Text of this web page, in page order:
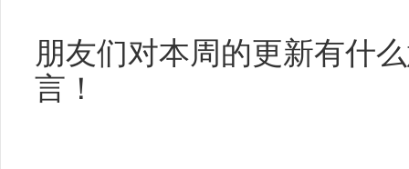
朋友们对本周的更新有什
言！